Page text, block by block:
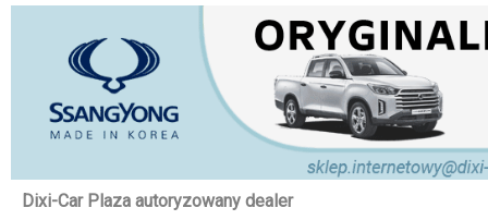
Dixi-Car Plaza autoryzowany dealer